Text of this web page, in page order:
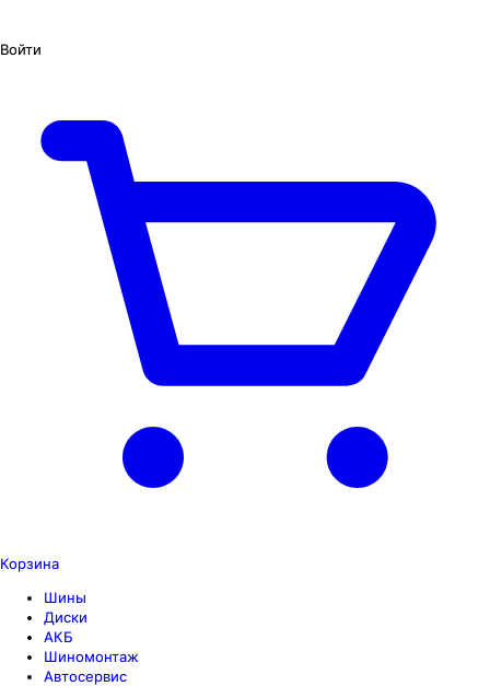
Войти
Корзина
Шины
Диски
АКБ
Шиномонтаж
Автосервис